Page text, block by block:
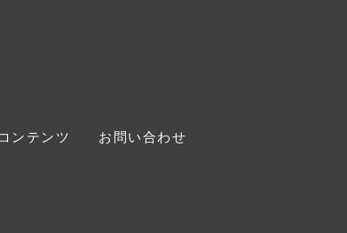
コンテンツ お問い合わせ